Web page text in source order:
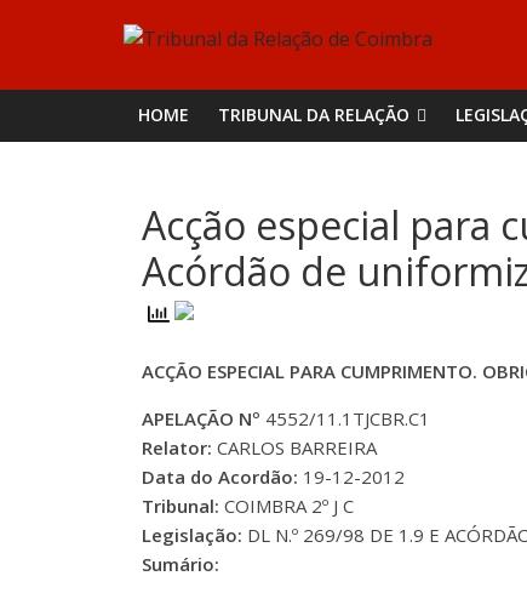
Tribunal
da
de
Coimbra
HOME TRIBUNAL DA RELAÇÃO
Acção especial para
Acórdão de
ACÇÃO ESPECIAL PARA CUMPRIMENTO.
APELAÇÃO Nº 4552/11.1TJCBR.C1
Relator: CARLOS BARREIRA
Data do Acordão: 19-12-2012
Tribunal: COIMBRA 2º J C
Legislação: DL N.º 269/98 DE 1.9 E
Sumário: